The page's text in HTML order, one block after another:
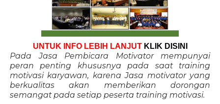
UNTUK INFO LEBIH LANJUT KLIK DISINI
Pada Jasa Pembicara Motivator mempunyai
peran penting khususnya pada saat training
motivasi karyawan, karena Jasa motivator yang
berkualitas akan memberikan dorongan
semangat pada setiap peserta training motivasi.